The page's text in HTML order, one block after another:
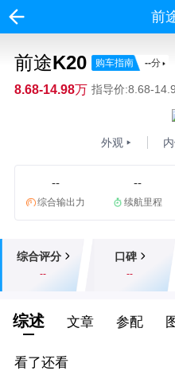
前
前途K20 购车指南 --分
8.68-14.98万 指导价:8.68-
外观
--
综合输出力
--
续航里程
综合评分
--
口碑
--
综述 文章 参配
看了还看